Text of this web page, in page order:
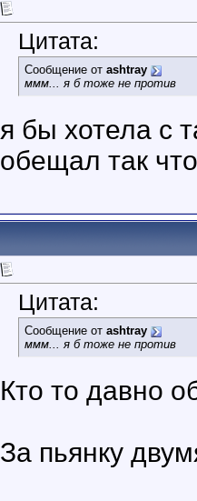
Цитата:
Сообщение от ashtray
ммм... я б тоже не против
я бы хотела с
обещал так
Цитата:
Сообщение от ashtray
ммм... я б тоже не против
Кто то давно
За пьянку